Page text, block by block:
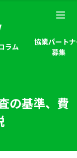
ラム
協業パート
募集
の基準、費